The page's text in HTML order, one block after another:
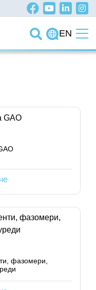
EN
фазомери,